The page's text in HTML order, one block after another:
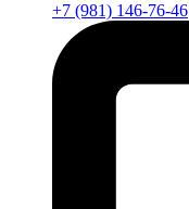
+7 (981) 146-76-46